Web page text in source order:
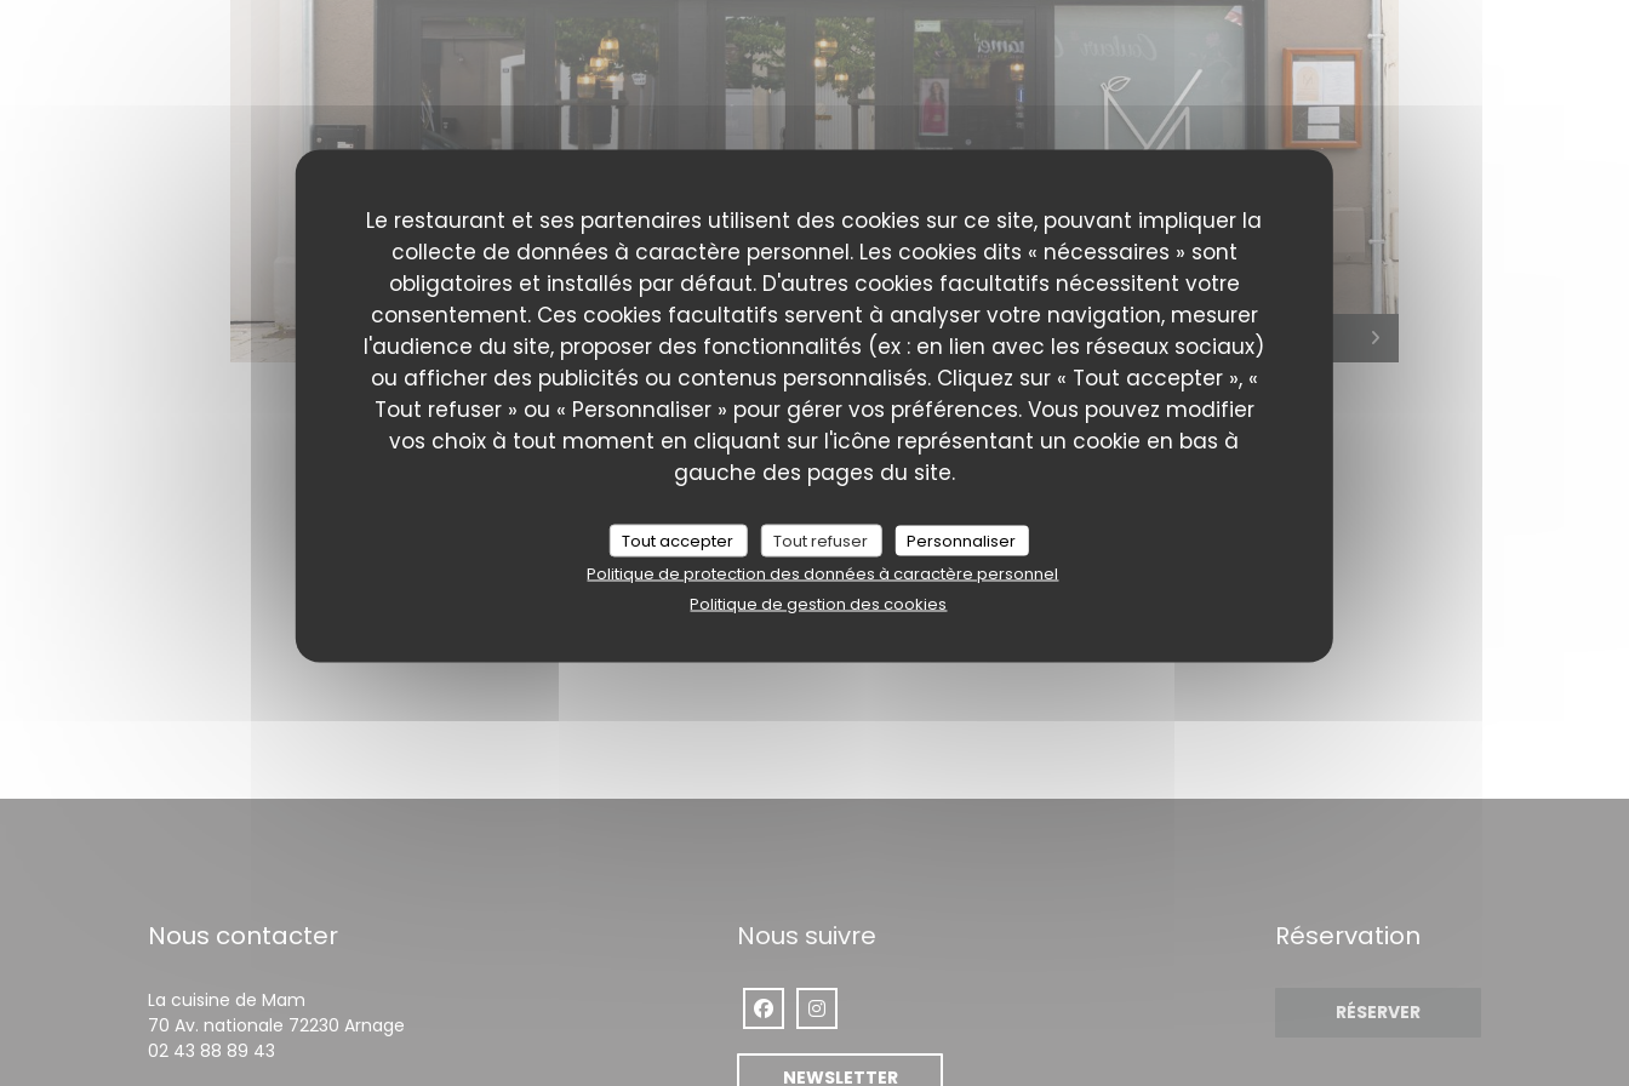
Le restaurant et ses partenaires utilisent des cookies sur ce site, pouvant impliquer la
collecte de données à caractère personnel. Les cookies dits « nécessaires » sont
obligatoires et installés par défaut. D'autres cookies facultatifs nécessitent votre
consentement. Ces cookies facultatifs servent à analyser votre navigation, mesurer
l'audience du site, proposer des fonctionnalités (ex : en lien avec les réseaux sociaux)
ou afficher des publicités ou contenus personnalisés. Cliquez sur « Tout accepter », «
Tout refuser » ou « Personnaliser » pour gérer vos préférences. Vous pouvez modifier
vos choix à tout moment en cliquant sur l'icône représentant un cookie en bas à
gauche des pages du site.
Tout accepter Tout refuser
Personnaliser
Politique de protection des données à caractère personnel
Politique de gestion des cookies
Nous contacter
La cuisine de Mam
70 Av. nationale 72230 Arnage
02 43 88 89 43
Nous suivre
Facebook ((ouvre une nouvelle fenêtre))
Instagram ((ouvre une nouvelle fenêtre))
NEWSLETTER
Réservation
RÉSERVER
La cuisine de Mam